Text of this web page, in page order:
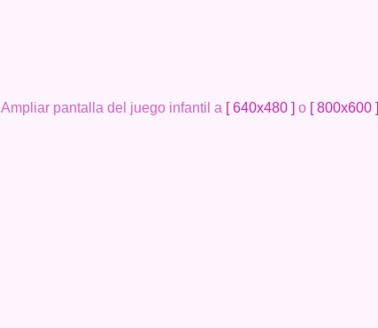
Ampliar pantalla del juego infantil a [ 640x480 ] o [ 800x600 ]